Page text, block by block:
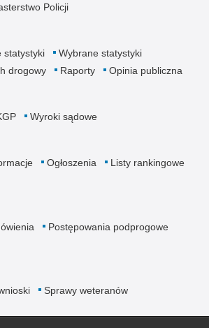
Policji
statystyki
Wybrane statystyki
drogowy Raporty Opinia publiczna
Wyroki sądowe
Ogłoszenia
Listy rankingowe
Postępowania podprogowe
Sprawy weteranów